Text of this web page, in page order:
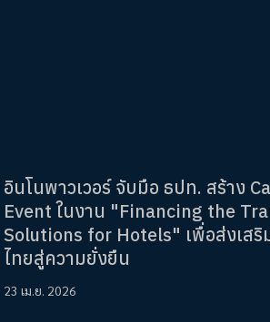
อินโนพาวเวอร์ จับมือ ธปท. สร้าง
Event ในงาน "Financing the
Solutions for Hotels" เพื่อส่งเสริ
ไทยสู่ความยั่งยืน
23 เม.ย. 2026